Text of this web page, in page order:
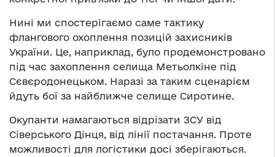
Нині ми спостерігаємо саме тактику
флангового охоплення позицій захисників
України. Це, наприклад, було продемонстровано
під час захоплення селища Метьолкіне під
Сєвєродонецьком. Наразі за таким сценарієм
йдуть бої за найближче селище Сиротине.
Окупанти намагаються відрізати ЗСУ від
Сіверського Дінця, від лінії постачання. Проте
можливості для логістики досі зберігаються.